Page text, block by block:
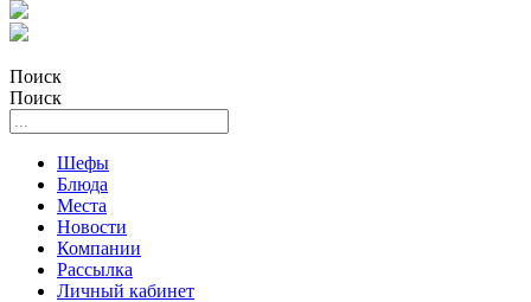
Поиск
Поиск
Шефы
Блюда
Места
Новости
Компании
Рассылка
Личный кабинет